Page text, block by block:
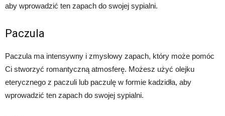
aby wprowadzić ten zapach do swojej sypialni.
Paczula
Paczula ma intensywny i zmysłowy zapach, który może pomóc
Ci stworzyć romantyczną atmosferę. Możesz użyć olejku
eterycznego z paczuli lub paczulę w formie kadzidła, aby
wprowadzić ten zapach do swojej sypialni.